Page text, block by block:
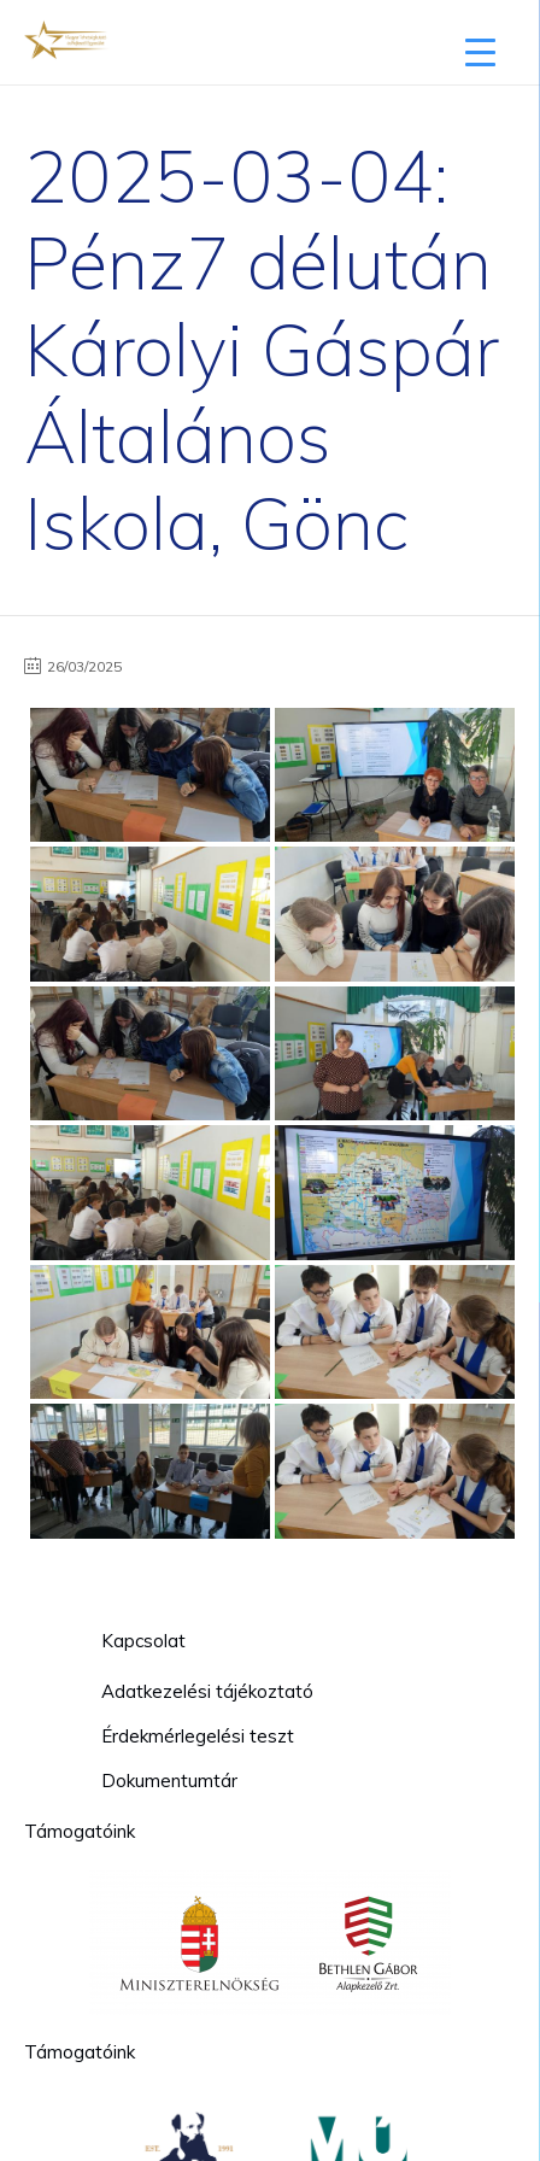
2025-03-04:
Pénz7 délután
Károlyi Gáspár
Általános
Iskola, Gönc
26/03/2025
Kapcsolat
Adatkezelési tájékoztató
Érdekmérlegelési teszt
Dokumentumtár
Támogatóink
Támogatóink